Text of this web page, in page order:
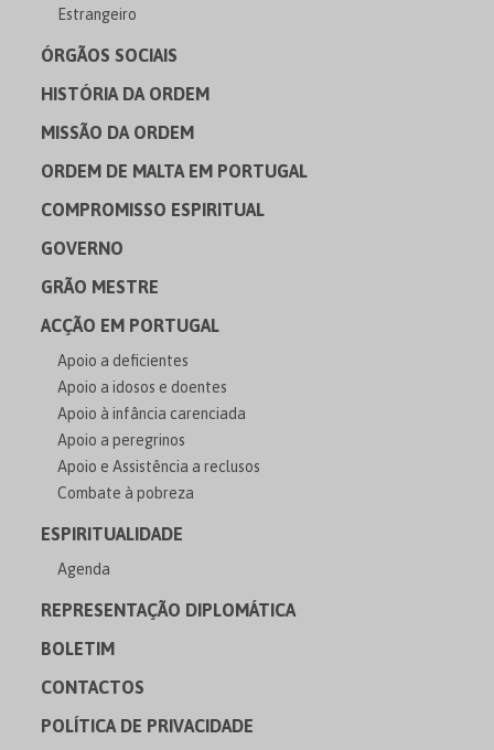
Estrangeiro
ÓRGÃOS SOCIAIS
HISTÓRIA DA ORDEM
MISSÃO DA ORDEM
ORDEM DE MALTA EM PORTUGAL
COMPROMISSO ESPIRITUAL
GOVERNO
GRÃO MESTRE
ACÇÃO EM PORTUGAL
Apoio a deficientes
Apoio a idosos e doentes
Apoio à infância carenciada
Apoio a peregrinos
Apoio e Assistência a reclusos
Combate à pobreza
ESPIRITUALIDADE
Agenda
REPRESENTAÇÃO DIPLOMÁTICA
BOLETIM
CONTACTOS
POLÍTICA DE PRIVACIDADE